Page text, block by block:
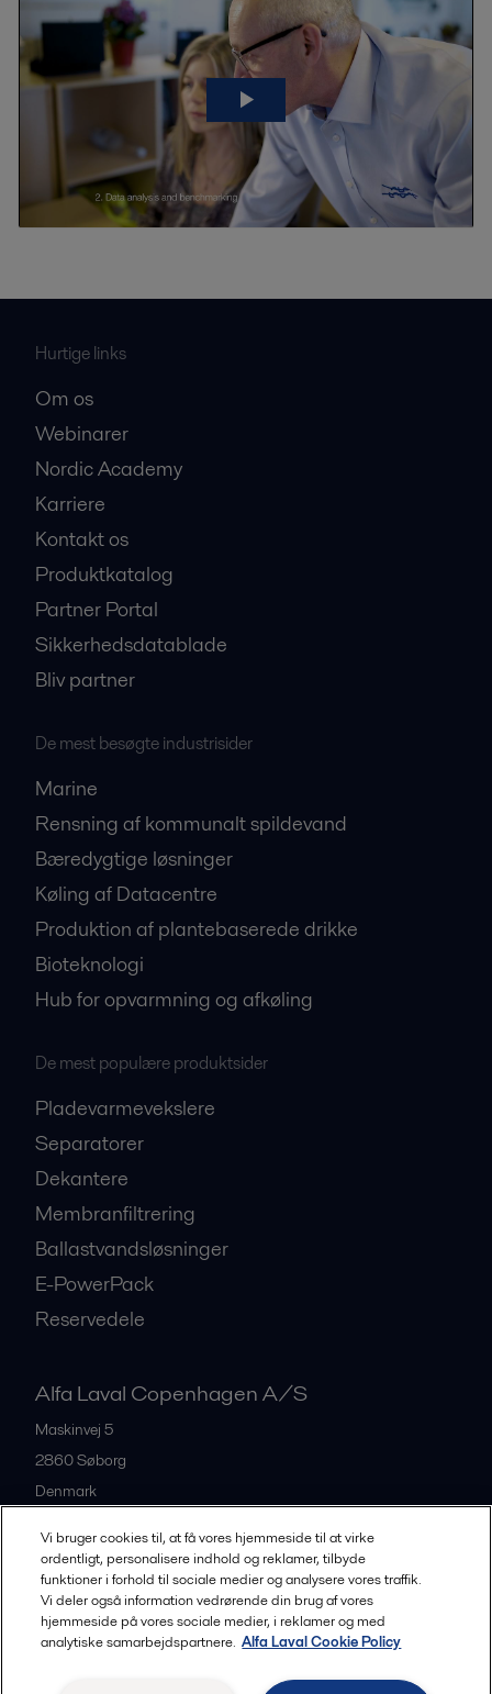
Hurtige links
Om os
Webinarer
Nordic Academy
Karriere
Kontakt os
Produktkatalog
Partner Portal
Sikkerhedsdatablade
Bliv partner
De mest besøgte industrisider
Marine
Rensning af kommunalt spildevand
Bæredygtige løsninger
Køling af Datacentre
Produktion af plantebaserede drikke
Bioteknologi
Hub for opvarmning og afkøling
De mest populære produktsider
Pladevarmevekslere
Separatorer
Dekantere
Membranfiltrering
Ballastvandsløsninger
E-PowerPack
Reservedele
Alfa Laval Copenhagen A/S
Maskinvej 5
2860Søborg
Denmark
All offices and partners
Legal terms and conditions
Vi bruger cookies til, at få vores hjemmeside til at virke
ordentligt, personalisere indhold og reklamer, tilbyde
funktioner i forhold til sociale medier og analysere vores traffik.
Vi deler også information vedrørende din brug af vores
hjemmeside på vores sociale medier, i reklamer og med
analytiske samarbejdspartnere. Alfa Laval Cookie Policy